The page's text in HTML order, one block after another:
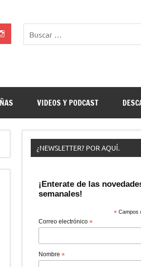
VIDEOS Y PODCAST
¿NEWSLETTER? POR AQUÍ.
¡Enterate de las
semanales!
* Campos
Correo electrónico *
Nombre *